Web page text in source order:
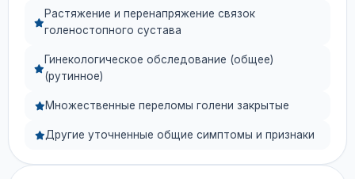
Растяжение и перенапряжение связок
голеностопного сустава
Гинекологическое обследование (общее)
(рутинное)
Множественные переломы голени закрытые
Другие уточненные общие симптомы и признаки